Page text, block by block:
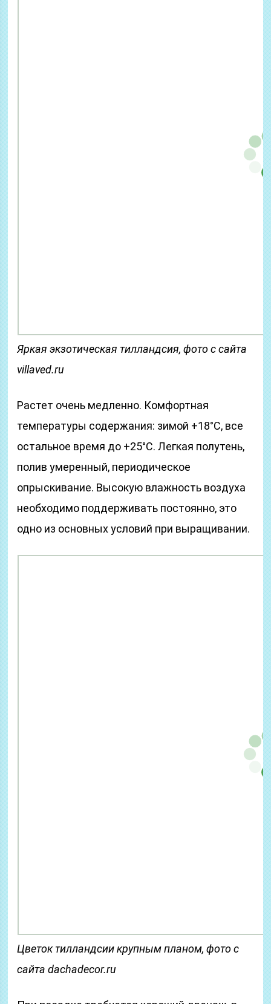
Яркая экзотическая тилландсия, фото с сайта
villaved.ru
Растет очень медленно. Комфортная
температуры содержания: зимой +18°C, все
остальное время до +25°C. Легкая полутень,
полив умеренный, периодическое
опрыскивание. Высокую влажность воздуха
необходимо поддерживать постоянно, это
одно из основных условий при выращивании.
Цветок тилландсии крупным планом, фото с
сайта dachadecor.ru